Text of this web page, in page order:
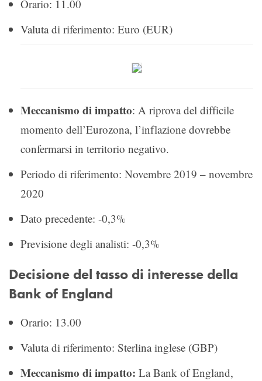
Orario: 11.00
Valuta di riferimento: Euro (EUR)
Meccanismo di impatto: A riprova del difficile
momento dell’Eurozona, l’inflazione dovrebbe
confermarsi in territorio negativo.
Periodo di riferimento: Novembre 2019 – novembre
2020
Dato precedente: -0,3%
Previsione degli analisti: -0,3%
Decisione del tasso di interesse della
Bank of England
Orario: 13.00
Valuta di riferimento: Sterlina inglese (GBP)
Meccanismo di impatto: La Bank of England,